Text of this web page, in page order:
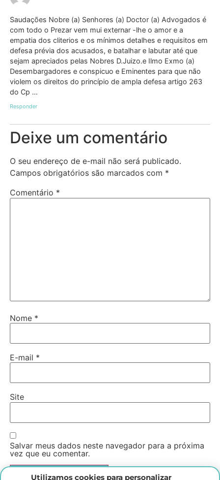
Saudações Nobre (a) Senhores (a) Doctor (a) Advogados é
com todo o Prezar vem mui externar -lhe o amor e a
empatia dos cliterios e os mínimos detalhes e requisitos em
defesa prévia dos acusados, e batalhar e labutar até que
sejam apreciados pelas Nobres D.Juizo.e Ilmo Exmo (a)
Desembargadores e conspicuo e Eminentes para que não
violem os direitos do princípio de ampla defesa artigo 263
do Cp …
Responder
Deixe um comentário
O seu endereço de e-mail não será publicado.
Campos obrigatórios são marcados com *
Comentário *
Nome *
E-mail *
Site
Salvar meus dados neste navegador para a próxima
vez que eu comentar.
Utilizamos cookies para personalizar